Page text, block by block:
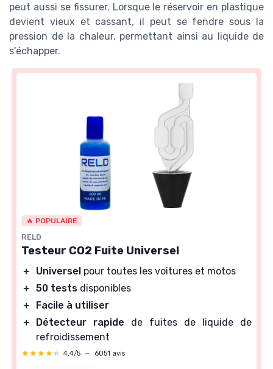
peut aussi se fissurer. Lorsque le réservoir en plastique
devient vieux et cassant, il peut se fendre sous la
pression de la chaleur, permettant ainsi au liquide de
s'échapper.
🔥 POPULAIRE
RELD
Testeur CO2 Fuite Universel
＋ Universel pour toutes les voitures et motos
＋ 50 tests disponibles
＋
Facile à utiliser
＋
Détecteur rapide de fuites de liquide de
refroidissement
★★★★★
★★★★★ 4,4/5 — 6051 avis